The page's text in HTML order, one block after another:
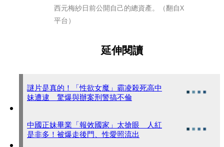
西元梅紗日前公開自己的總資產。（翻自X
平台）
延伸閱讀
謎片是真的！「性欲女魔」霸凌殺死高中
妹遭逮 驚爆與辦案刑警搞不倫
中國正妹畢業「報效國家」太搶眼 人紅
是非多！被爆走後門、性愛照流出